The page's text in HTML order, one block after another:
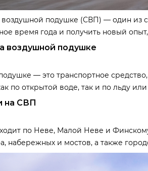
воздушной подушке (СВП) — один из
время года и получить новый
воздушной подушке
— это транспортное
по открытой воде, так и по льду
на СВП
по Неве, Малой Неве и
набережных и мостов, а также